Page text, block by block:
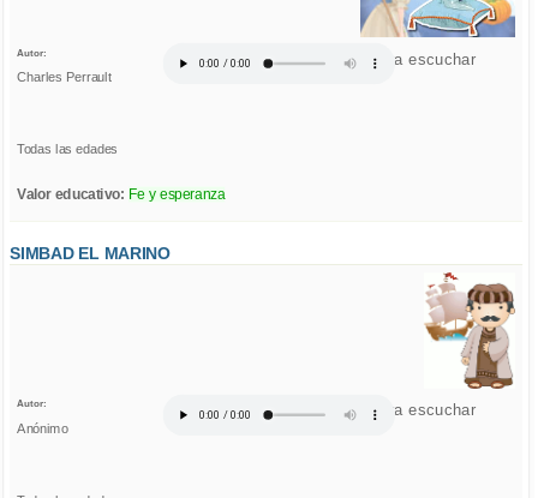
Click para escuchar
Autor:
Charles Perrault
Todas las edades
Valor educativo: Fe y esperanza
SIMBAD EL MARINO
Click para escuchar
Autor:
Anónimo